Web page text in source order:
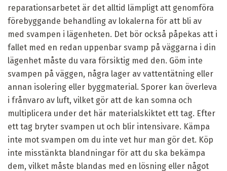
reparationsarbetet är det alltid lämpligt att genomföra
förebyggande behandling av lokalerna för att bli av
med svampen i lägenheten. Det bör också påpekas att i
fallet med en redan uppenbar svamp på väggarna i din
lägenhet måste du vara försiktig med den. Göm inte
svampen på väggen, några lager av vattentätning eller
annan isolering eller byggmaterial. Sporer kan överleva
i frånvaro av luft, vilket gör att de kan somna och
multiplicera under det här materialskiktet ett tag. Efter
ett tag bryter svampen ut och blir intensivare. Kämpa
inte mot svampen om du inte vet hur man gör det. Köp
inte misstänkta blandningar för att du ska bekämpa
dem, vilket måste blandas med en lösning eller något